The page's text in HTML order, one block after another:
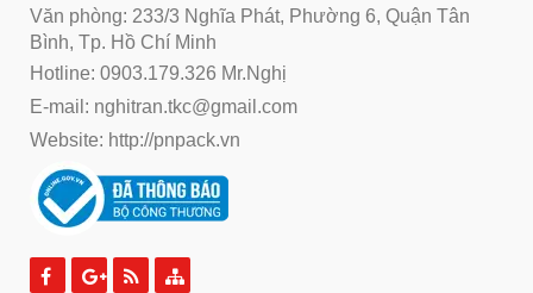
Văn phòng: 233/3 Nghĩa Phát, Phường 6, Quận Tân
Bình, Tp. Hồ Chí Minh
Hotline: 0903.179.326 Mr.Nghị
E-mail: nghitran.tkc@gmail.com
Website: http://pnpack.vn